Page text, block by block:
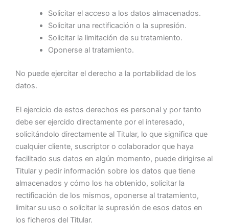
Solicitar el acceso a los datos almacenados.
Solicitar una rectificación o la supresión.
Solicitar la limitación de su tratamiento.
Oponerse al tratamiento.
No puede ejercitar el derecho a la portabilidad de los
datos.
El ejercicio de estos derechos es personal y por tanto
debe ser ejercido directamente por el interesado,
solicitándolo directamente al Titular, lo que significa que
cualquier cliente, suscriptor o colaborador que haya
facilitado sus datos en algún momento, puede dirigirse al
Titular y pedir información sobre los datos que tiene
almacenados y cómo los ha obtenido, solicitar la
rectificación de los mismos, oponerse al tratamiento,
limitar su uso o solicitar la supresión de esos datos en
los ficheros del Titular.